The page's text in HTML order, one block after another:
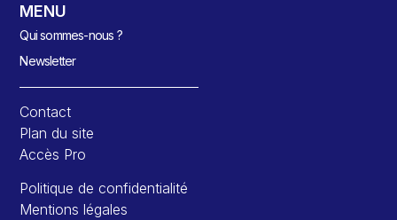
MENU
Qui sommes-nous ?
Newsletter
Contact
Plan du site
Accès Pro
Politique de confidentialité
Mentions légales